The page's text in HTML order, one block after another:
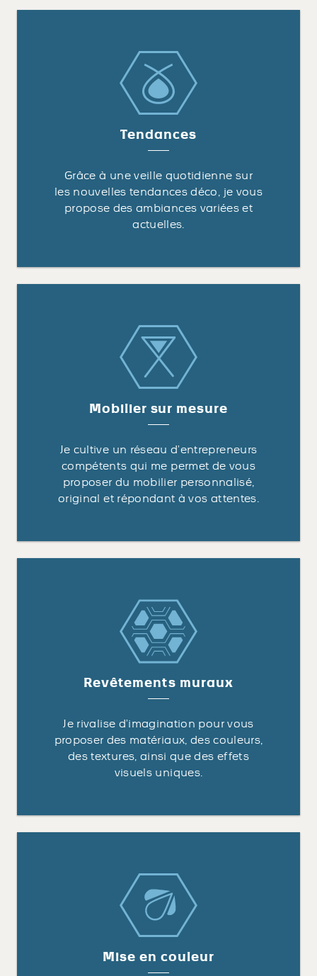
Tendances
Grâce à une veille quotidienne sur
les nouvelles tendances déco, je vous
propose des ambiances variées et
actuelles.
Mobilier sur mesure
Je cultive un réseau d’entrepreneurs
compétents qui me permet de vous
proposer du mobilier personnalisé,
original et répondant à vos attentes.
Revêtements muraux
Je rivalise d’imagination pour vous
proposer des matériaux, des couleurs,
des textures, ainsi que des effets
visuels uniques.
Mise en couleur